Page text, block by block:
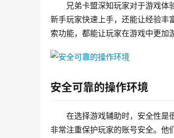
兄弟卡盟深知玩家对于游戏体
新手玩家快速上手，还能让经验丰
索功能，都能让玩家在游戏中更加
安全可靠的操作环境
在选择游戏辅助时，安全性是
非常注重保护玩家的账号安全。他